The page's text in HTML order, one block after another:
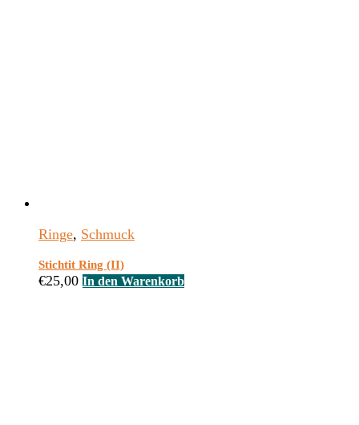
Ringe, Schmuck
Stichtit Ring (II)
€25,00 In den Warenkorb